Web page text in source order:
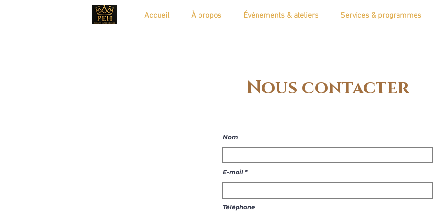
Accueil À propos Événements & ateliers Services & programmes
Nous contacter
Nom
E-mail
Téléphone